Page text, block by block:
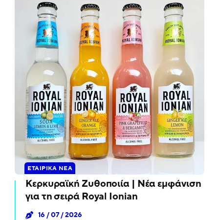
ΕΤΑΙΡΙΚΆ ΝΈΑ
Κερκυραϊκή Ζυθοποιία | Νέα εμφάνιση
για τη σειρά Royal Ionian
16 / 07 / 2026